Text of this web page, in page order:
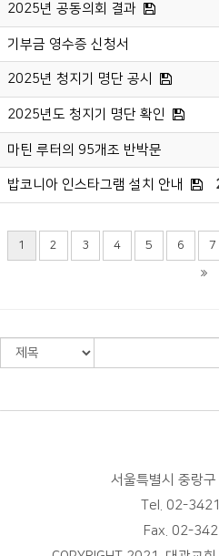
2025년 공동의회 결과
기부금 영수증 신청서
2025년 청지기 명단 공시
2025년도 청지기 명단 확인
마틴 루터의 95개조 반박문
밥코니아 인스타그램 설치 안내
1 2 3 4 5 6 7
서울특별시 중랑
Tel. 02-
Fax. 02-